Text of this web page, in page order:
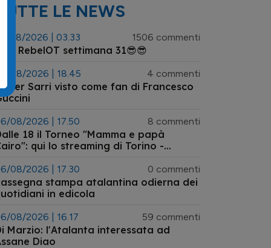
TUTTE LE NEWS
03/08/2026 | 03.33 1506 commenti
😎😎 RebelOT settimana 31😎😎
06/08/2026 | 18.45 4 commenti
Sarri visto come fan di Francesco
08/2026 | 17.50 8 commenti
18 il Torneo "Mamma e papà
qui lo streaming di Torino -
08/2026 | 17.30 0 commenti
stampa atalantina odierna dei
in edicola
08/2026 | 16.17 59 commenti
Marzio: l'Atalanta interessata ad
Diao